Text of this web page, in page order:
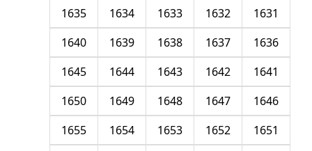
1631
1632
1633
1634
1635
1636
1637
1638
1639
1640
1641
1642
1643
1644
1645
1646
1647
1648
1649
1650
1651
1652
1653
1654
1655